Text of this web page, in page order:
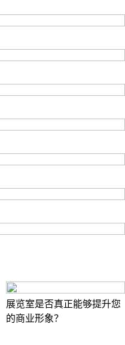
展览室是否真正能够提升您
的商业形象？